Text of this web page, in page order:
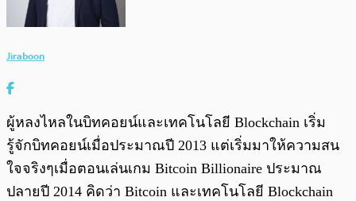
Jiraboon
ผู้หลงไหลในบิทคอยน์และเทคโนโลยี Blockchain เริ่ม
รู้จักบิทคอยน์เมื่อประมาณปี 2013 แต่เริ่มมาให้ความสน
ใจจริงๆเมื่อตอนเล่นเกม Bitcoin Billionaire ประมาณ
ปลายปี 2014 คิดว่า Bitcoin และเทคโนโลยี Blockchain